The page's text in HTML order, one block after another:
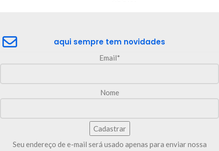
aqui sempre tem novidades
Email*
Nome
Seu endereço de e-mail será usado apenas para enviar nossa